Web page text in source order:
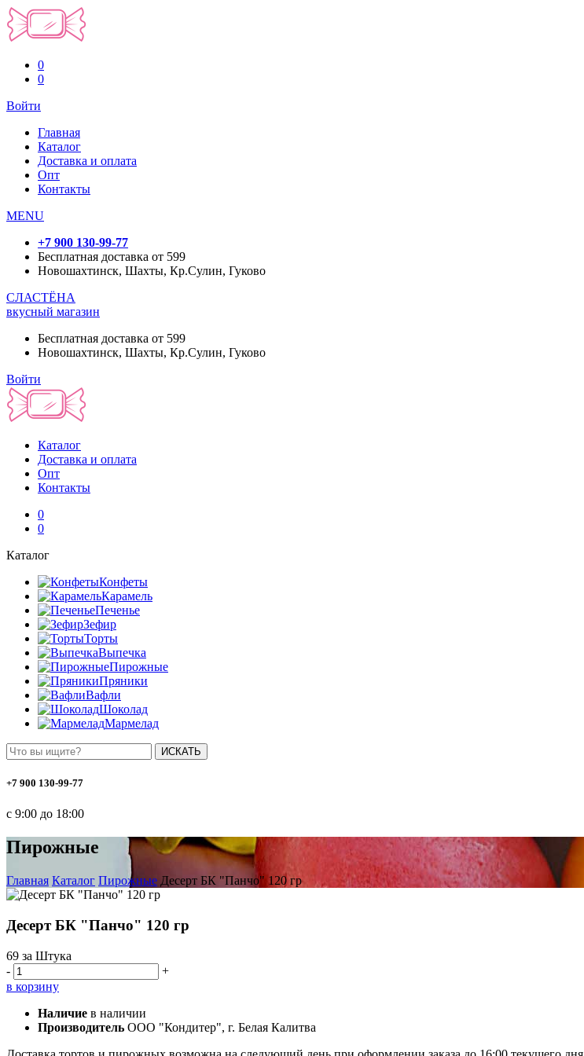
0
0
Войти
Главная
Каталог
Доставка и оплата
Опт
Контакты
MENU
+7 900 130-99-77
Бесплатная доставка от 599
Новошахтинск, Шахты, Кр.Сулин, Гуково
СЛАСТЁНА
вкусный магазин
Бесплатная доставка от 599
Новошахтинск, Шахты, Кр.Сулин, Гуково
Войти
Каталог
Доставка и оплата
Опт
Контакты
0
0
Каталог
Конфеты
Карамель
Печенье
Зефир
Торты
Выпечка
Пирожные
Пряники
Вафли
Шоколад
Мармелад
ИСКАТЬ
+7 900 130-99-77
с 9:00 до 18:00
Пирожные
Главная Каталог Пирожные Десерт БК "Панчо" 120 гр
Десерт БК "Панчо" 120 гр
69 за Штука
-
+
в корзину
Наличие в наличии
Производитель ООО "Кондитер", г. Белая Калитва